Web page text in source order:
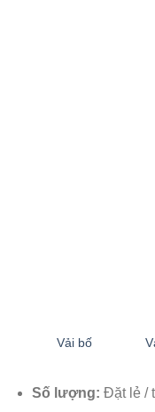
Vải bố
Số lượng: Đặt lẻ /